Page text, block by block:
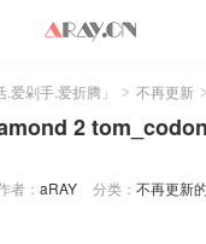
爱剁手.爱折腾」 > 不再更新 >
2
者： aRAY 分类： 不再更新